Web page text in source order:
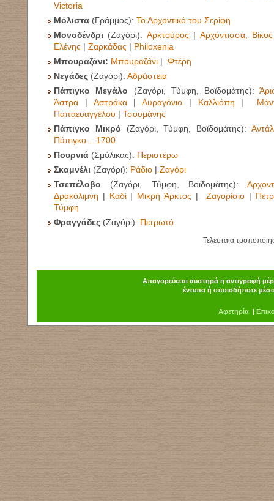
Victoria
Μόλιστα (Γράμμος): Το Αρχοντικό του Σερίφη
Μονοδένδρι (Ζαγόρι): Αρκτούρος | Αρχόντισσα, Βίκος
Ελένης | Ζαρκάδας | Philoxenia
Μπουραζάνι: Μπουραζάνι | Φτέρη
Νεγάδες (Ζαγόρι): Αδράστεια
Πάπιγκο Μεγάλο (Ζαγόρι, Τύμφη, Βοϊδομάτης):
Άστρα | Αστράκα| Αυραγόνιο | Καλλιόπη |
Παπαευαγγέλου | Τσουμάνης
Πάπιγκο Μικρό (Ζαγόρι, Τύμφη, Βοϊδομάτης):
Πάπιγκο... 1700
Πουρνιά (Σμόλικας): Περιστέρω
Σκαμνέλι (Ζαγόρι): Ράδιο | Ζαγόρι
Τσεπέλοβο (Ζαγόρι, Τύμφη, Βοϊδομάτης):
Δρακόλιμνη | Καδί| Μικρή Άρκτος | Ζαγορίσιο |
Τύμφη
Φραγγάδες (Ζαγόρι): Πετρωτό
Τελευταία
Απαγορεύεται αυστηρά η αντιγραφή
έντυπα ή οποιοδήποτε
Αφετηρία|